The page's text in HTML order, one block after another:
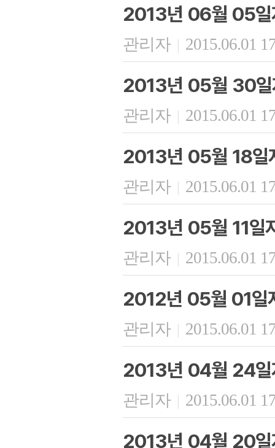
2013년 06월 05일
관리자 | 2015.06.01
2013년 05월 30일
관리자 | 2015.06.01
2013년 05월 18일
관리자 | 2015.06.01
2013년 05월 11일
관리자 | 2015.06.01
2012년 05월 01일
관리자 | 2015.06.01
2013년 04월 24일
관리자 | 2015.06.01
2013년 04월 20일